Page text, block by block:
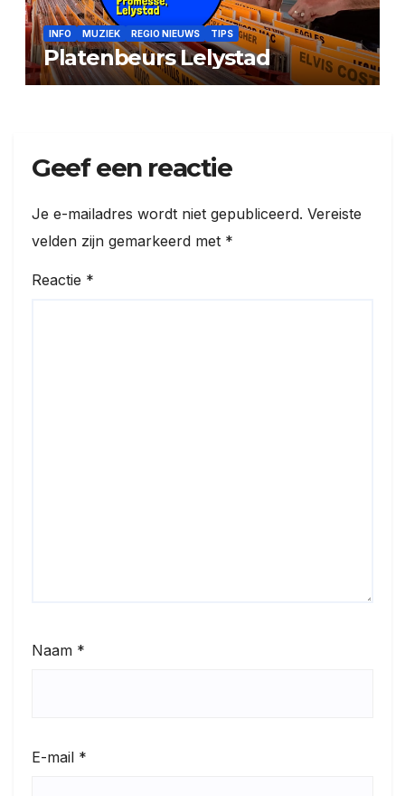
INFO MUZIEK REGIO NIEUWS TIPS
Platenbeurs Lelystad
Geef een reactie
Je e-mailadres wordt niet gepubliceerd. Vereiste
velden zijn gemarkeerd met *
Reactie *
Naam *
E-mail *